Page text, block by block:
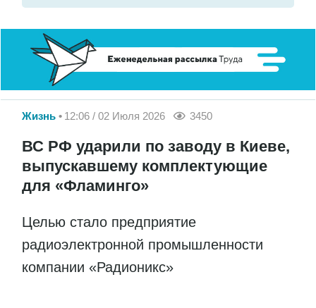
Жизнь 12:06 / 02 Июля 2026 3450
ВС РФ ударили по заводу в Киеве,
выпускавшему комплектующие
для «Фламинго»
Целью стало предприятие
радиоэлектронной промышленности
компании «Радионикс»